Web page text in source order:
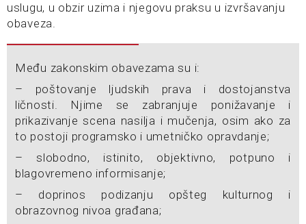
uslugu, u obzir uzima i njegovu praksu u izvršavanju
obaveza.
Među zakonskim obavezama su i:
– poštovanje ljudskih prava i dostojanstva
ličnosti. Njime se zabranjuje ponižavanje i
prikazivanje scena nasilja i mučenja, osim ako za
to postoji programsko i umetničko opravdanje;
– slobodno, istinito, objektivno, potpuno i
blagovremeno informisanje;
– doprinos podizanju opšteg kulturnog i
obrazovnog nivoa građana;